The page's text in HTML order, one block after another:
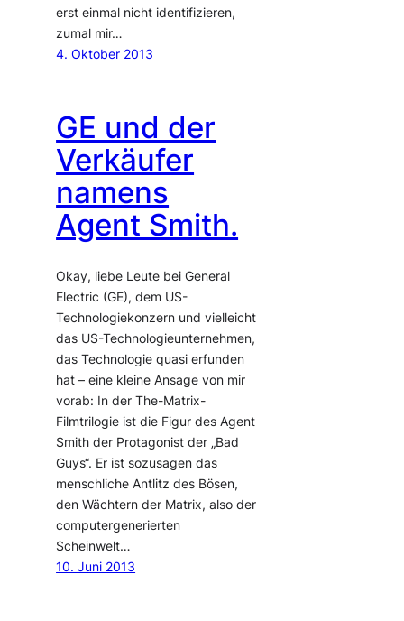
erst einmal nicht identifizieren,
zumal mir…
4. Oktober 2013
GE und der
Verkäufer
namens
Agent Smith.
Okay, liebe Leute bei General
Electric (GE), dem US-
Technologiekonzern und vielleicht
das US-Technologieunternehmen,
das Technologie quasi erfunden
hat – eine kleine Ansage von mir
vorab: In der The-Matrix-
Filmtrilogie ist die Figur des Agent
Smith der Protagonist der „Bad
Guys“. Er ist sozusagen das
menschliche Antlitz des Bösen,
den Wächtern der Matrix, also der
computergenerierten
Scheinwelt…
10. Juni 2013